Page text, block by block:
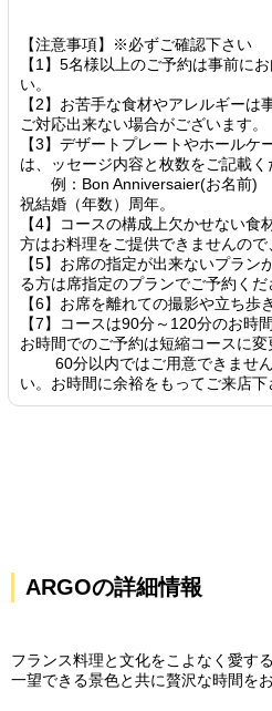
【注意事項】※必ずご確認下さい
【1】5名様以上のご予約は事前に
い。
【2】お苦手な食材やアレルギー
ご対応出来ない場合がございます。
【3】デザートプレートやホール
は、ッセージ内容と枚数をご記載く
例：Bon Anniversaier(お名前)
祝結婚（年数）周年。
【4】コースの構成上欠かせない
方はお料理をご提供できませんので
【5】お席の指定が出来ないプラ
る方は席指定のプランでご予約くだ
【6】お席を離れての撮影や立ち歩
【7】コースは90分～120分のお時
お時間でのご予約は短縮コースに変
60分以内ではご用意できません
い。お時間に余裕をもってご来店下
ARGOの詳細情報
フランス料理と文化をこよなく愛す
一望できる景色と共に贅沢な時間を